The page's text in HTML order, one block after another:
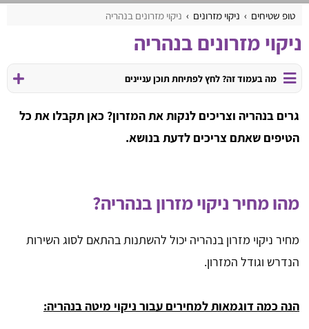
טופ שטיחים ניקוי מזרונים ניקוי מזרונים בנהריה
ניקוי מזרונים בנהריה
מה בעמוד זה? לחץ לפתיחת תוכן עניינים
גרים בנהריה וצריכים לנקות את המזרון? כאן תקבלו את כל
הטיפים שאתם צריכים לדעת בנושא.
מהו מחיר ניקוי מזרון בנהריה?
מחיר ניקוי מזרון בנהריה יכול להשתנות בהתאם לסוג השירות
הנדרש וגודל המזרון.
הנה כמה דוגמאות למחירים עבור ניקוי מיטה בנהריה: